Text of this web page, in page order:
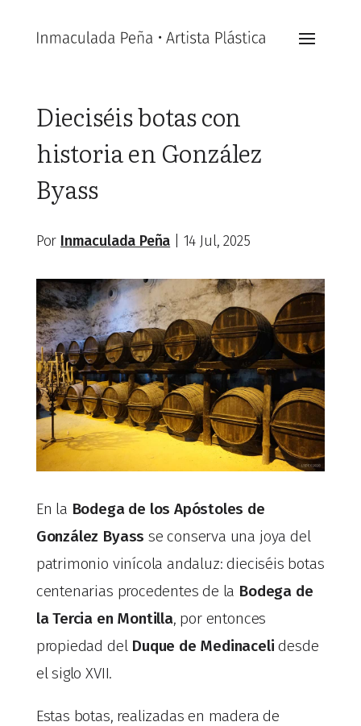
Dieciséis botas con
historia en González
Byass
Por Inmaculada Peña 14 Jul, 2025
En la Bodega de los Apóstoles de
González Byass se conserva una joya del
patrimonio vinícola andaluz: dieciséis botas
centenarias procedentes de la Bodega de
la Tercia en Montilla, por entonces
propiedad del Duque de Medinaceli desde
el siglo XVII.
Estas botas, realizadas en madera de